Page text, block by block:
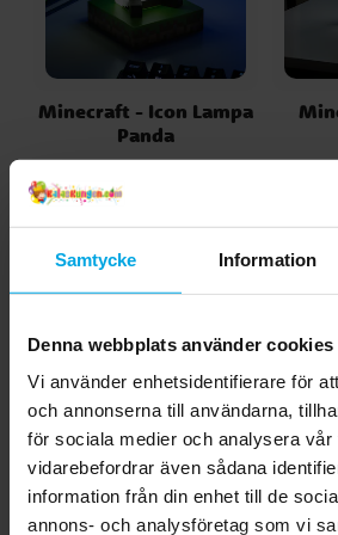
Samtycke Information
Denna webbplats använder cookies
Vi använder enhetsidentifierare för
och annonserna till användarna,
för sociala medier och analysera vår
vidarebefordrar även sådana
information från din enhet till de
annons- och analysföretag som vi
Minecraft - Icon Lampa
Panda
199,00 kr
KÖP